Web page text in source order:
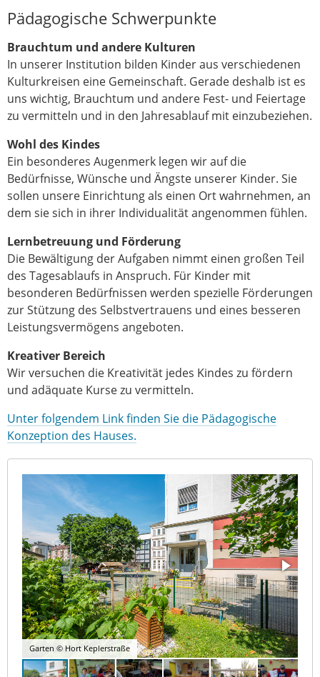
Pädagogische Schwerpunkte
Brauchtum und andere Kulturen
In unserer Institution bilden Kinder aus verschiedenen
Kulturkreisen eine Gemeinschaft. Gerade deshalb ist es
uns wichtig, Brauchtum und andere Fest- und Feiertage
zu vermitteln und in den Jahresablauf mit einzubeziehen.
Wohl des Kindes
Ein besonderes Augenmerk legen wir auf die
Bedürfnisse, Wünsche und Ängste unserer Kinder. Sie
sollen unsere Einrichtung als einen Ort wahrnehmen, an
dem sie sich in ihrer Individualität angenommen fühlen.
Lernbetreuung und Förderung
Die Bewältigung der Aufgaben nimmt einen großen Teil
des Tagesablaufs in Anspruch. Für Kinder mit
besonderen Bedürfnissen werden spezielle Förderungen
zur Stützung des Selbstvertrauens und eines besseren
Leistungsvermögens angeboten.
Kreativer Bereich
Wir versuchen die Kreativität jedes Kindes zu fördern
und adäquate Kurse zu vermitteln.
Unter folgendem Link finden Sie die Pädagogische
Konzeption des Hauses.
Garten © Hort Keplerstraße